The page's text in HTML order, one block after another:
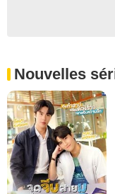
Nouvelles